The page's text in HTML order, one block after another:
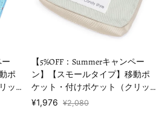
ー
ポ
ッ
【5%OFF：Summerキャンペー
ン】【スモールタイプ】移動ポ
ケット・付けポケット（クリッ
プタイプ） くすみ無地 くすみミ
¥1,976 ¥2,080